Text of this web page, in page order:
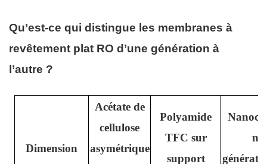
Qu’est-ce qui distingue les membranes à
revêtement plat RO d’une génération à
l’autre ?
Dimension
Acétate de
cellulose
asymétrique
Polyamide
TFC sur
support